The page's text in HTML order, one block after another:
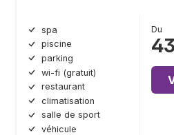
spa
piscine
parking
wi-fi (gratuit)
restaurant
climatisation
salle de sport
véhicule
Du